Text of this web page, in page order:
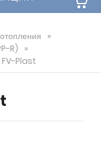
»
R) »
FV-Plast